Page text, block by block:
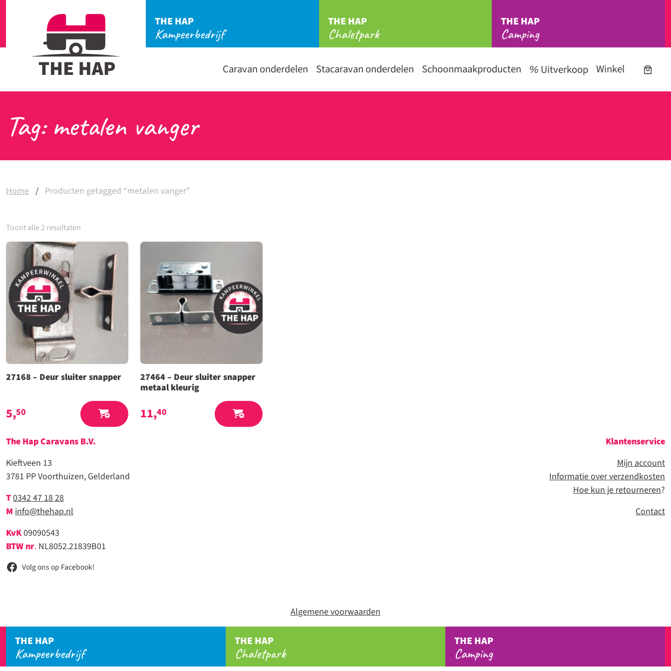
THE HAP
Kampeerbedrijf
THE HAP
Chaletpark
THE HAP
Camping
Caravan onderdelen Stacaravan onderdelen Schoonmaakproducten Uitverkoop Winkel
Tag: metalen vanger
Home / Producten getagged “metalen vanger”
Toont alle 2 resultaten
27168 – Deur sluiter snapper
5,50
27464 – Deur sluiter snapper
metaal kleurig
11,40
The Hap Caravans B.V.
Kieftveen 13
3781 PP Voorthuizen, Gelderland
T0342 47 18 28
M info@thehap.nl
KvK09090543
BTW nr. NL8052.21839B01
Volg ons op Facebook!
Klantenservice
Mijn account
Informatie over verzendkosten
Hoe kun je retourneren?
Contact
Algemene voorwaarden
THE HAP
Kampeerbedrijf
THE HAP
Chaletpark
THE HAP
Camping